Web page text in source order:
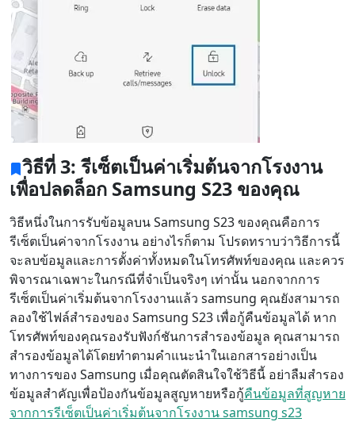
วิธีที่ 3: รีเซ็ตเป็นค่าเริ่มต้นจากโรงงาน
เพื่อปลดล็อก Samsung S23 ของคุณ
วิธีหนึ่งในการรับข้อมูลบน Samsung S23 ของคุณคือการ
รีเซ็ตเป็นค่าจากโรงงาน อย่างไรก็ตาม โปรดทราบว่าวิธีการนี้
จะลบข้อมูลและการตั้งค่าทั้งหมดในโทรศัพท์ของคุณ และควร
พิจารณาเฉพาะในกรณีที่จำเป็นจริงๆ เท่านั้น นอกจากการ
รีเซ็ตเป็นค่าเริ่มต้นจากโรงงานแล้ว samsung คุณยังสามารถ
ลองใช้ไฟล์สำรองของ Samsung S23 เพื่อกู้คืนข้อมูลได้ หาก
โทรศัพท์ของคุณรองรับฟังก์ชันการสำรองข้อมูล คุณสามารถ
สำรองข้อมูลได้โดยทำตามคำแนะนำในเอกสารอย่างเป็น
ทางการของ Samsung เมื่อคุณตัดสินใจใช้วิธีนี้ อย่าลืมสำรอง
ข้อมูลสำคัญเพื่อป้องกันข้อมูลสูญหายหรือกู้คืนข้อมูลที่สูญหาย
จากการรีเซ็ตเป็นค่าเริ่มต้นจากโรงงาน samsung s23
English Nederlands
Español
Deutsche
Français
Dansk
русский
हिंदी
தமிழ்
Română
Polskie
қазақ
Gaeilge
繁體中文